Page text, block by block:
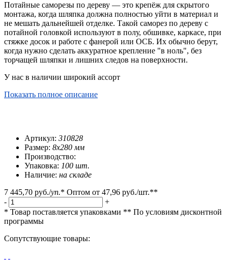
Потайные саморезы по дереву — это крепёж для скрытого
монтажа, когда шляпка должна полностью уйти в материал и
не мешать дальнейшей отделке. Такой саморез по дереву с
потайной головкой используют в полу, обшивке, каркасе, при
стяжке досок и работе с фанерой или ОСБ. Их обычно берут,
когда нужно сделать аккуратное крепление "в ноль", без
торчащей шляпки и лишних следов на поверхности.
У нас в наличии широкий ассорт
Показать полное описание
Артикул: 310828
Размер: 8х280 мм
Производство:
Упаковка: 100 шт.
Наличие: на складе
7 445,70 руб./уп.* Оптом от 47,96 руб./шт.**
-
+
* Товар поставляется упаковками ** По условиям дисконтной
программы
Сопутствующие товары: